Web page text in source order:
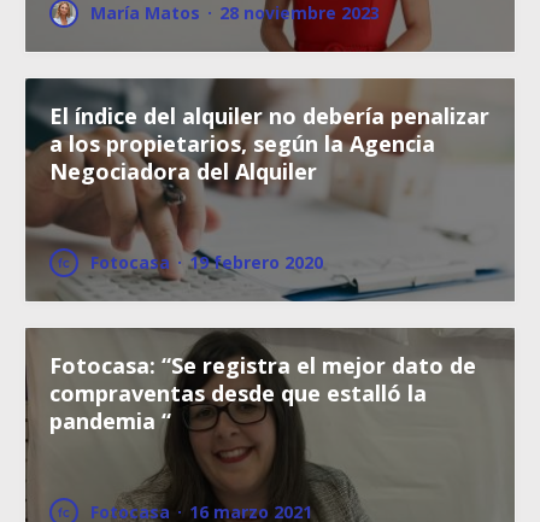
María Matos · 28 noviembre 2023
El índice del alquiler no debería penalizar
a los propietarios, según la Agencia
Negociadora del Alquiler
Fotocasa · 19 febrero 2020
Fotocasa: “Se registra el mejor dato de
compraventas desde que estalló la
pandemia “
Fotocasa · 16 marzo 2021